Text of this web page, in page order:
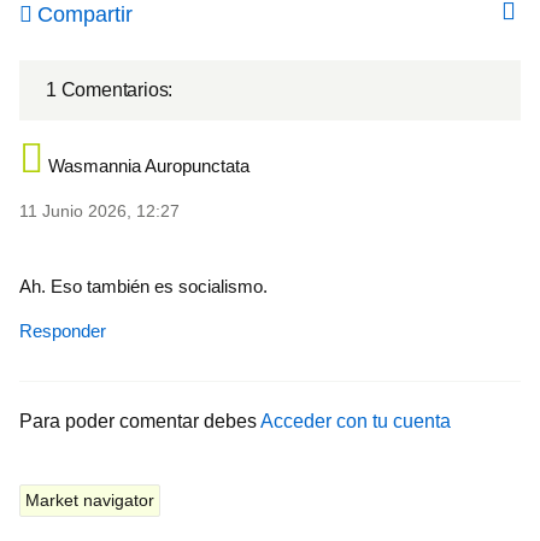
Compartir
1 Comentarios:
Wasmannia Auropunctata
11 Junio 2026, 12:27
Ah. Eso también es socialismo.
Responder
Para poder comentar debesAcceder con tu cuenta
Market navigator